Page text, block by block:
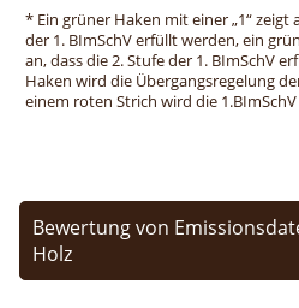
* Ein grüner Haken mit einer „1“ zeigt
der 1. BImSchV erfüllt werden, ein
an, dass die 2. Stufe der 1. BImSchV
Haken wird die Übergangsregelung
einem roten Strich wird die
Bewertung von
Holz